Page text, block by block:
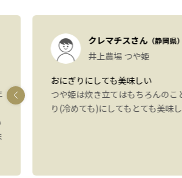
クレマチスさん（静岡県）
井上農場 つや姫
おにぎりにしても美味しい
つや姫は炊き立てはもちろんのこ
り(冷めても)にしてもとても美味し